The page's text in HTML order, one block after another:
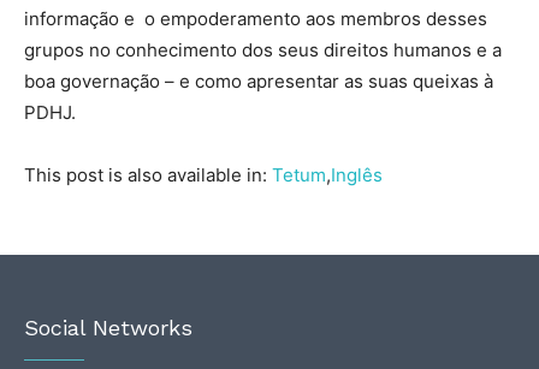
informação e o empoderamento aos membros desses
grupos no conhecimento dos seus direitos humanos e a
boa governação – e como apresentar as suas queixas à
PDHJ.
This post is also available in: Tetum Inglês
Social Networks